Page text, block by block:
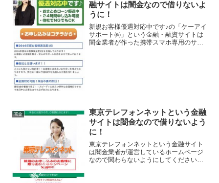
融サイトは闇金なので借りないよ
うに！
新規お客様優遇対応中です♪の「ケーアイ
サポート㈱」という金融・融資サイトは
闇金業者が作った携帯スマホ専用のサイ
闇金
東京テレフォンネットという金融
サイトは闇金なので借りないよう
に！
東京テレフォンネットという金融サイト
は闇金業者が運営しているホームページ
なので関わらないようにしてください！